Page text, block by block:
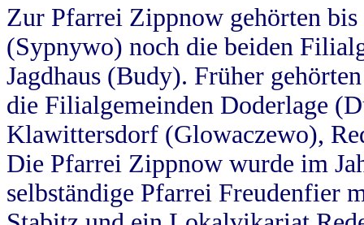
Zur Pfarrei Zippnow gehörten
(Sypnywo) noch die beiden
Jagdhaus (Budy). Früher
die Filialgemeinden Doderlage
Klawittersdorf (Glowaczewo),
Die Pfarrei Zippnow wurde im
selbständige Pfarrei Freudenfier